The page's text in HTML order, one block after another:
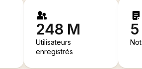
248 M
Utilisateurs
enregistrés